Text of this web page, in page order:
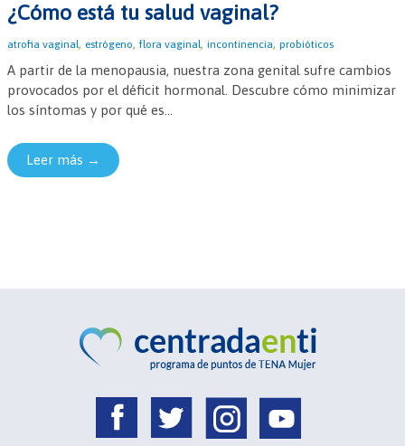
¿Cómo está tu salud vaginal?
atrofia vaginal, estrógeno, flora vaginal, incontinencia, probióticos
A partir de la menopausia, nuestra zona genital sufre cambios
provocados por el déficit hormonal. Descubre cómo minimizar
los síntomas y por qué es...
Leer más →